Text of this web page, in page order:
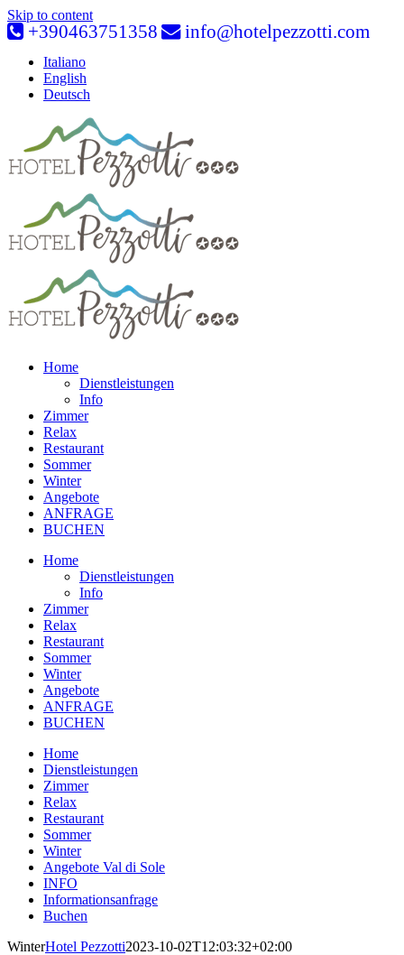
Skip to content
+390463751358 info@hotelpezzotti.com
Italiano
English
Deutsch
Home
Dienstleistungen
Info
Zimmer
Relax
Restaurant
Sommer
Winter
Angebote
ANFRAGE
BUCHEN
Home
Dienstleistungen
Info
Zimmer
Relax
Restaurant
Sommer
Winter
Angebote
ANFRAGE
BUCHEN
Home
Dienstleistungen
Zimmer
Relax
Restaurant
Sommer
Winter
Angebote Val di Sole
INFO
Informationsanfrage
Buchen
WinterHotel Pezzotti2023-10-02T12:03:32+02:00